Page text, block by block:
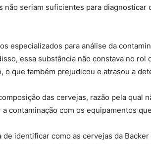
seriam suficientes para diagnosticar
especializados para análise da
essa substância não constava no rol
que também prejudicou e atrasou a
das cervejas, razão pela qual
contaminação com os equipamentos
identificar como as cervejas da